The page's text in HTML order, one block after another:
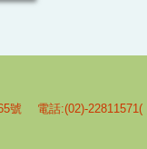
號 電話:(02)-22811571(